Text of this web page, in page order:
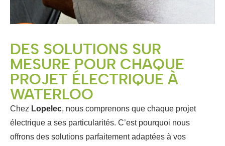
DES SOLUTIONS SUR
MESURE POUR CHAQUE
PROJET ÉLECTRIQUE À
WATERLOO
Chez Lopelec, nous comprenons que chaque projet
électrique a ses particularités. C’est pourquoi nous
offrons des solutions parfaitement adaptées à vos